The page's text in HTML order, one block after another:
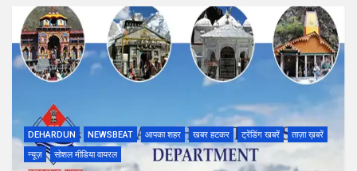
DEHARDUN NEWSBEAT आपका शहर खबर हटकर ट्रेंडिंग खबरें
ताज़ा ख़बरें
न्यूज़
सोशल मीडिया वायरल